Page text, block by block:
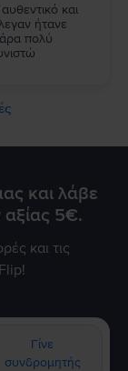
και
ήτανε
πολύ
και λάβε
5€.
και τις
Γίνε
συνδρομητής